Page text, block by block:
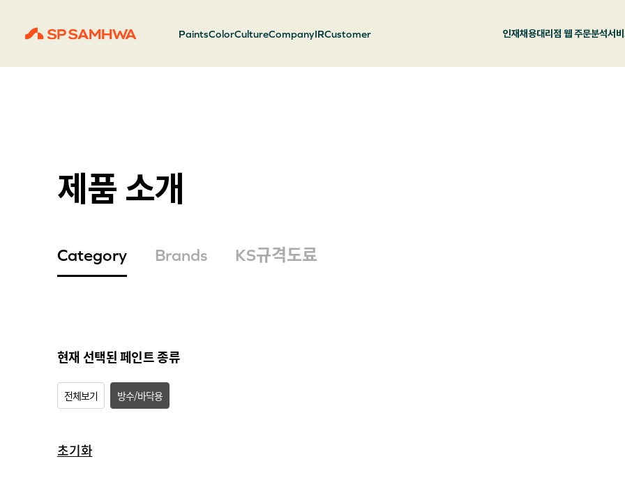
PaintsColorCultureCompanyIRCustomer 인재채용대리점 웹 주문분석서
제품 소개
Category Brands KS규격도료
현재 선택된 페인트 종류
전체보기 방수/바닥용
초기화